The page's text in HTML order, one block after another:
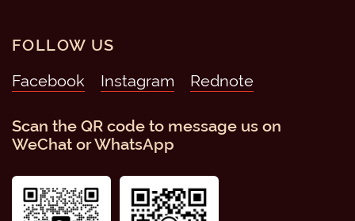
FOLLOW US
Facebook Instagram
Scan the QR code to message us on
WeChat or WhatsApp